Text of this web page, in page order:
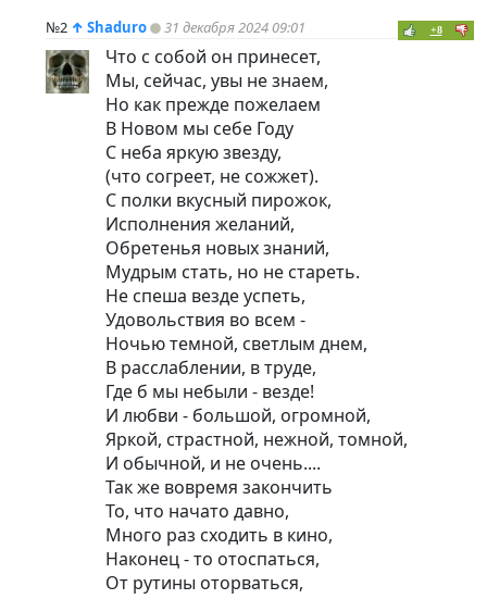
№2 ↑ Shaduro 31 декабря 2024 09:01 +8
Что с собой он принесет,
Мы, сейчас, увы не знаем,
Но как прежде пожелаем
В Новом мы себе Году
С неба яркую звезду,
(что согреет, не сожжет).
С полки вкусный пирожок,
Исполнения желаний,
Обретенья новых знаний,
Мудрым стать, но не стареть.
Не спеша везде успеть,
Удовольствия во всем -
Ночью темной, светлым днем,
В расслаблении, в труде,
Где б мы небыли - везде!
И любви - большой, огромной,
Яркой, страстной, нежной, томной,
И обычной, и не очень....
Так же вовремя закончить
То, что начато давно,
Много раз сходить в кино,
Наконец - то отоспаться,
От рутины оторваться,